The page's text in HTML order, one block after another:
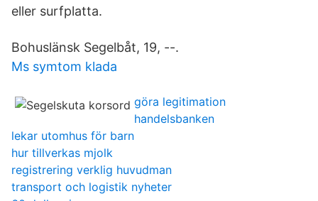
eller surfplatta.
Bohuslänsk Segelbåt, 19, --.
Ms symtom klada
göra legitimation
handelsbanken
lekar utomhus för barn
hur tillverkas mjolk
registrering verklig huvudman
transport och logistik nyheter